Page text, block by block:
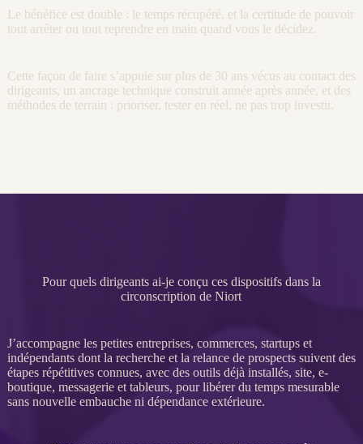
Le bénéfice est double : le temps récupéré, et la certitude de pouvoir
tout arrêter ou tout reprendre en main quand vous le décidez.
Cette façon de faire s’appuie sur plus de 30 ans vécus au contact des
dirigeants, un ancrage technique construit année après année, et des
méthodes de terrain : prioriser, tester en réel, ne pas trop investir.
Pour quels dirigeants ai-je conçu ces dispositifs dans la
circonscription de Niort
J’accompagne les petites entreprises, commerces, startups et
indépendants dont la recherche et la relancede prospectssuivent des
étapes répétitives connues, avec des outils déjà installés, site, e-
boutique, messagerie et tableurs, pour libérer du temps mesurable
sans nouvelle embauche ni dépendance extérieure.